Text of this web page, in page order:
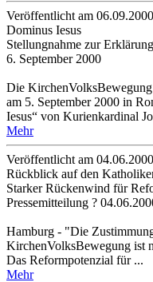
Veröffentlicht am 06­.09.2000
Dominus Iesus
Stellungnahme zur
6. September 2000
Die
am 5. September 2000 in
Iesus“ von Kurienkardinal
Mehr
Veröffentlicht am 04­.06.2000
Rückblick auf den
Starker Rückenwind für
Pressemitteilung ?
Hamburg - "Die
KirchenVolksBewegung ist
Das Reformpotenzial für ...
Mehr